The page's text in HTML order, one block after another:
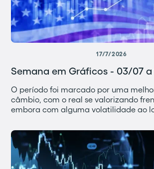
17/7/2026
Semana em Gráficos - 03/07 a
O período foi marcado por uma
câmbio, com o real se valorizando
embora com alguma volatilidade ao